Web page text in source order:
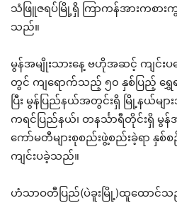
သံဖြူဇရပ်မြို့ရှိ ကြာကန်အားကစား
သည်။
မွန်အမျိုးသားနေ့ ဗဟိုအဆင့် ကျင်း
တွင် ကျရောက်သည့် ၅၀ နှစ်ပြည့်
ပြီး မွန်ပြည်နယ်အတွင်းရှိ မြို့နယ်မျာ
ကရင်ပြည်နယ်၊ တနင်္သာရီတိုင်းရှိ မွန်အ
ကော်မတီများစုစည်းဖွဲ့စည်းခဲ့ရာ နှစ်
ကျင်းပခဲ့သည်။
ဟံသာဝတီပြည်(ပဲခူးမြို့)ထူထောင်သ